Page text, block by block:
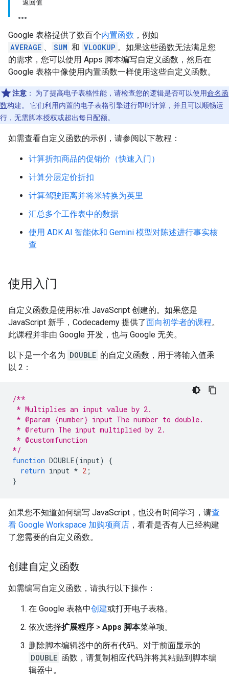
返回值
Google 表格提供了数百个内置函数 ，例如
AVERAGE 、 SUM 和 VLOOKUP 。如果这些函数无法满足您
的需求，您可以使用 Apps 脚本编写自定义函数，然后在
Google 表格中像使用内置函数一样使用这些自定义函数。
注意 ： 为了提高电子表格性能，请检查您的逻辑是否可以使用命名函
数构建。 它们利用内置的电子表格引擎进行即时计算，并且可以顺畅运
行，无需脚本授权或超出每日配额。
如需查看自定义函数的示例，请参阅以下教程：
计算折扣商品的促销价（快速入门）
计算分层定价折扣
计算驾驶距离并将米转换为英里
汇总多个工作表中的数据
使用 ADK AI 智能体和 Gemini 模型对陈述进行事实核
查
使用入门
自定义函数是使用标准 JavaScript 创建的。如果您是
JavaScript 新手，Codecademy 提供了面向初学者的课程。
此课程并非由 Google 开发，也与 Google 无关。
以下是一个名为 DOUBLE 的自定义函数，用于将输入值乘
以 2：
/**
* Multiplies an input value by 2.
* @param {number} input The number to double.
* @return The input multiplied by 2.
* @customfunction
*/
function DOUBLE(input)
{
return input * 2 ;
}
如果您不知道如何编写 JavaScript，也没有时间学习，请查
看 Google Workspace 加购项商店 ，看看是否有人已经构建
了您需要的自定义函数。
创建自定义函数
如需编写自定义函数，请执行以下操作：
在 Google 表格中创建或打开电子表格。
依次选择扩展程序 > Apps 脚本菜单项。
删除脚本编辑器中的所有代码。对于前面显示的
DOUBLE 函数，请复制相应代码并将其粘贴到脚本编
辑器中。